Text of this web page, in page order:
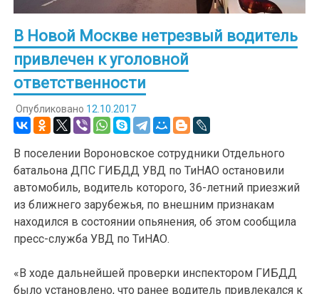
В Новой Москве нетрезвый водитель
привлечен к уголовной
ответственности
Опубликовано 12.10.2017
В поселении Вороновское сотрудники Отдельного
батальона ДПС ГИБДД УВД по ТиНАО остановили
автомобиль, водитель которого, 36-летний приезжий
из ближнего зарубежья, по внешним признакам
находился в состоянии опьянения, об этом сообщила
пресс-служба УВД по ТиНАО.
«В ходе дальнейшей проверки инспектором ГИБДД
было установлено, что ранее водитель привлекался к